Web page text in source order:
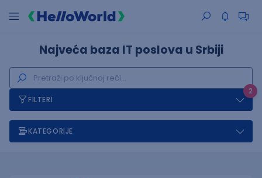
Najveća baza IT poslova u Srbiji
2
FILTERI
KATEGORIJE